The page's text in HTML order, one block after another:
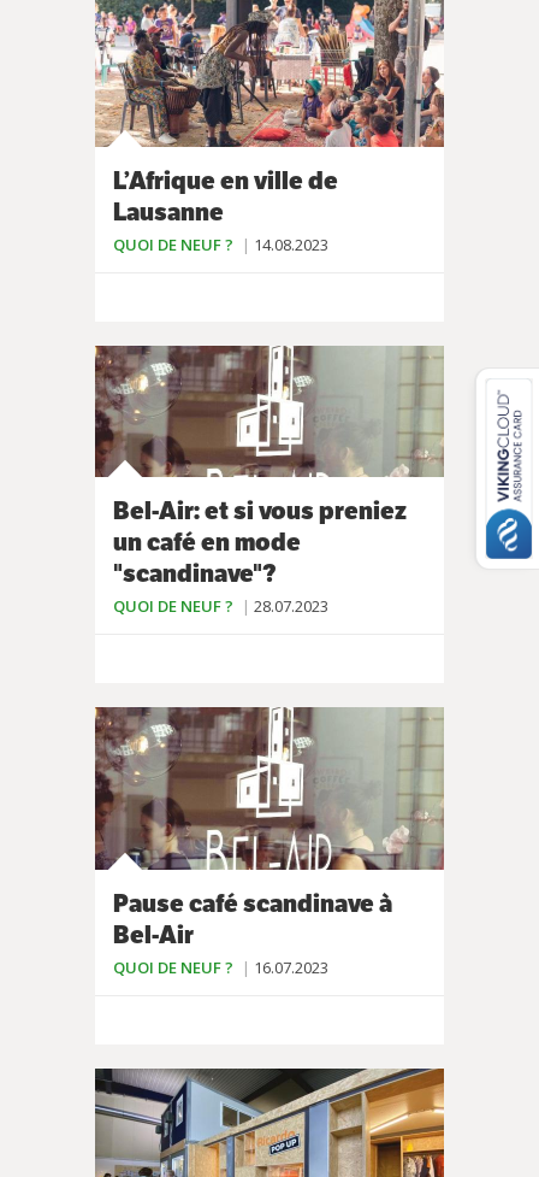
L’Afrique en ville de
Lausanne
QUOI DE NEUF ? 14.08.2023
Bel-Air: et si vous preniez
un café en mode
"scandinave"?
QUOI DE NEUF ? 28.07.2023
Pause café scandinave à
Bel-Air
QUOI DE NEUF ? 16.07.2023